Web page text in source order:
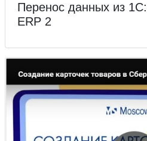
Перенос данных из
ERP 2